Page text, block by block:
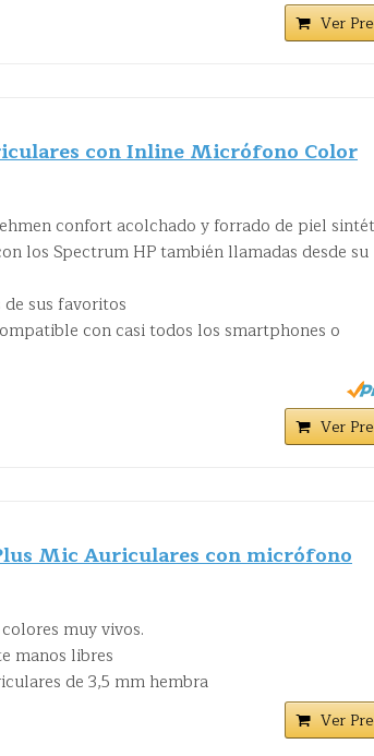
Ver
con Inline Micrófono Color
confort acolchado y forrado de piel
los Spectrum HP también llamadas desde su
sus favoritos
con casi todos los smartphones o
Ver
Mic Auriculares con micrófono
muy vivos.
manos libres
de 3,5 mm hembra
Ver